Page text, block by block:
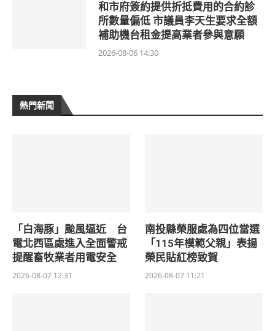
和市府簽約提供折抵費用的合約診
所數量偏低 市議員李天生要求全額
補助機台租金提高業者參與意願
2026-08-06 14:30
熱門新聞
「白海豚」颱風逼近 台
電北西區處進入全面警戒
提醒畜牧業者用電安全
2026-08-07 12:31
南投縣榮服處為四位當選
「115年模範父親」表揚
榮民貼紅榜致賀
2026-08-07 11:21